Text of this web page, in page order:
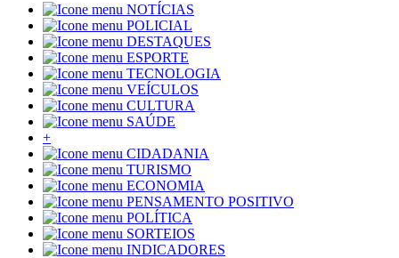
NOTÍCIAS
POLICIAL
DESTAQUES
ESPORTE
TECNOLOGIA
VEÍCULOS
CULTURA
SAÚDE
+
CIDADANIA
TURISMO
ECONOMIA
PENSAMENTO POSITIVO
POLÍTICA
SORTEIOS
INDICADORES